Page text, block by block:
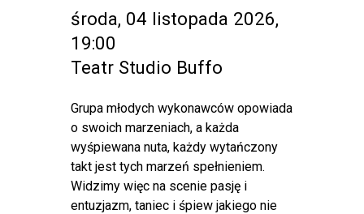
środa, 04 listopada 2026,
19:00
Teatr Studio Buffo
Grupa młodych wykonawców opowiada
o swoich marzeniach, a każda
wyśpiewana nuta, każdy wytańczony
takt jest tych marzeń spełnieniem.
Widzimy więc na scenie pasję i
entuzjazm, taniec i śpiew jakiego nie